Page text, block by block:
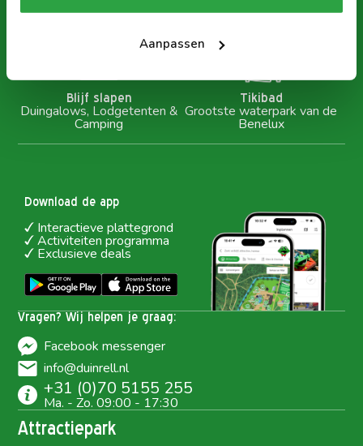
Aanpassen
Blijf slapen
Duingalows, Lodgetenten &
Camping
Tikibad
Grootste waterpark van de
Benelux
Vragen? Wij helpen je graag:
Facebook messenger
info@duinrell.nl
+31 (0)70 5155 255
Ma. - Zo. 09:00 - 17:30
Download de app
Interactieve plattegrond
Activiteiten programma
Exclusieve deals
Attractiepark